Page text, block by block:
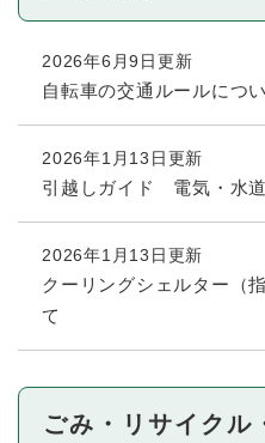
2026年6月9日更新
自転車の交通ルールにつ
2026年1月13日更新
引越しガイド 電気・水
2026年1月13日更新
クーリングシェルター（
て
ごみ・リサイクル